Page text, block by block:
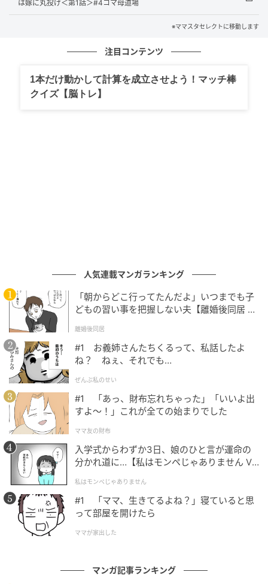
出典：select.mamastar.jp
【編集部コメント】
まだひとり目すら生まれていないのに、なんなら安定
期すらすぎていないのに、なぜか「ひとりっ子にしな
けてくるなんて……これはもちろんアウトですよね？
は嫁に丸投げ＜第1話＞#4コマ母道場
※ママスタセレクトに移動します
注目コンテンツ
1本だけ動かして計算を成立させよう！マッチ棒
クイズ【脳トレ】
人気連載マンガランキング
「朝からどこ行ってたんだよ」いつまでも子
どもの習い事を把握しない夫【離婚後同居 Vo
離婚後同居
#1 お義姉さんたちくるって、私話したよ
ね？ ねぇ、それでも…
ぜんぶ私のせい
#1 「あっ、財布忘れちゃった」「いいよ出
すよ〜！」これが全ての始まりでした
ママ友の財布
入学式からわずか3日、娘のひと言が運命の
分かれ道に…【私はモンペじゃありません Vo
私はモンペじゃありません
#1 「ママ、生きてるよね？」寝ていると思
って部屋を開けたら
ママが家出した
マンガ記事ランキング